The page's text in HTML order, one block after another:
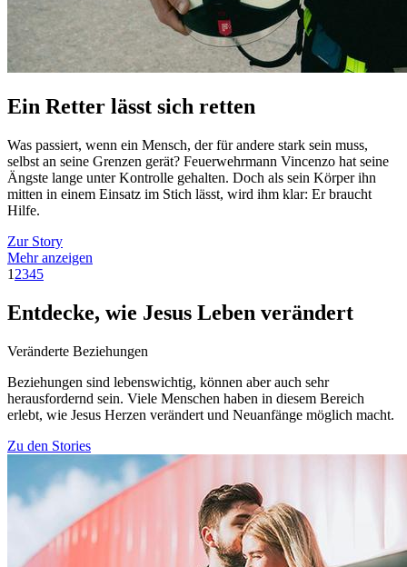
Ein Retter lässt sich retten
Was passiert, wenn ein Mensch, der für andere stark sein muss,
selbst an seine Grenzen gerät? Feuerwehrmann Vincenzo hat seine
Ängste lange unter Kontrolle gehalten. Doch als sein Körper ihn
mitten in einem Einsatz im Stich lässt, wird ihm klar: Er braucht
Hilfe.
Zur Story
Mehr anzeigen
1 2345
Entdecke, wie Jesus Leben verändert
Veränderte Beziehungen
Beziehungen sind lebenswichtig, können aber auch sehr
herausfordernd sein. Viele Menschen haben in diesem Bereich
erlebt, wie Jesus Herzen verändert und Neuanfänge möglich macht.
Zu den Stories